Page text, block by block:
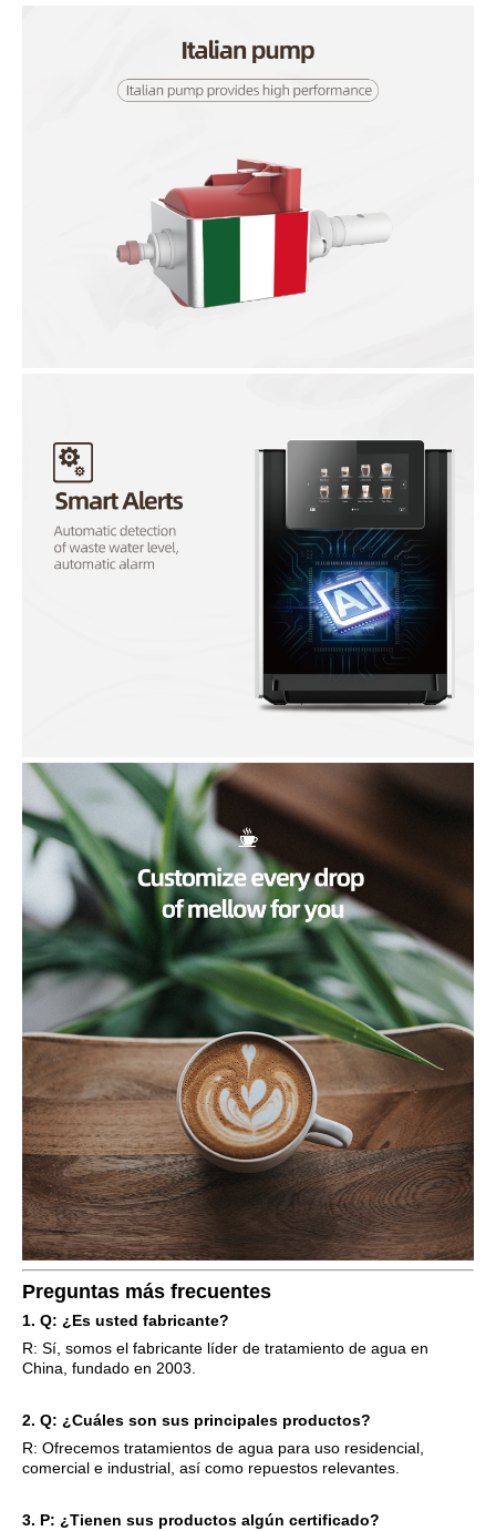
Preguntas más frecuentes
1. Q: ¿Es usted fabricante?
R: Sí, somos el fabricante líder de tratamiento de agua en
China, fundado en 2003.
2. Q: ¿Cuáles son sus principales productos?
R: Ofrecemos tratamientos de agua para uso residencial,
comercial e industrial, así como repuestos relevantes.
3. P: ¿Tienen sus productos algún certificado?